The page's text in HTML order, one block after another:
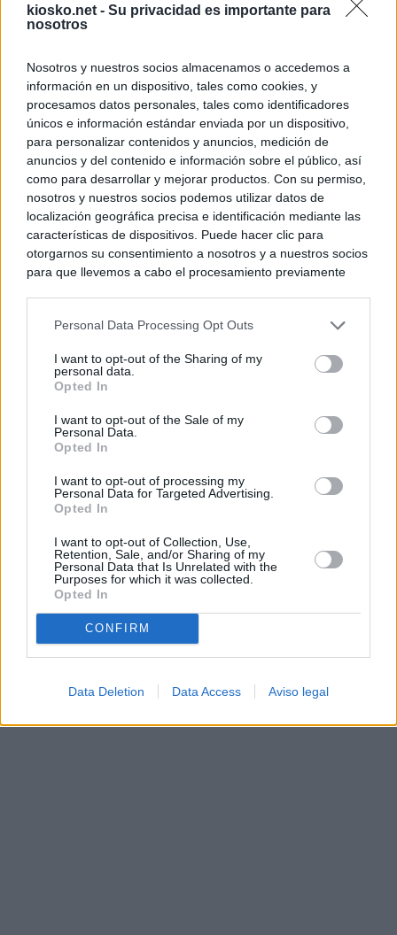
kiosko.net - Su privacidad es importante para
nosotros
Nosotros y nuestros socios almacenamos o accedemos a
información en un dispositivo, tales como cookies, y
procesamos datos personales, tales como identificadores
únicos e información estándar enviada por un dispositivo,
para personalizar contenidos y anuncios, medición de
anuncios y del contenido e información sobre el público, así
como para desarrollar y mejorar productos. Con su permiso,
nosotros y nuestros socios podemos utilizar datos de
localización geográfica precisa e identificación mediante las
características de dispositivos. Puede hacer clic para
otorgarnos su consentimiento a nosotros y a nuestros socios
para que llevemos a cabo el procesamiento previamente
negar su consentimiento. Tenga en cuenta que algún
de su consentimiento, pero usted tiene el derecho de
rechazar tal procesamiento. Sus preferencias se aplicarán
cualquier momento entrando de nuevo en este sitio web o
visitando nuestra política de privacidad.
Personal Data Processing Opt Outs
I want to opt-out of the Sharing of my
personal data.
Opted In
I want to opt-out of the Sale of my
Personal Data.
Opted In
I want to opt-out of processing my
Personal Data for Targeted Advertising.
Opted In
I want to opt-out of Collection, Use,
Retention, Sale, and/or Sharing of my
Personal Data that Is Unrelated with the
Purposes for which it was collected.
Opted In
CONFIRM
Data Deletion Data Access Aviso legal